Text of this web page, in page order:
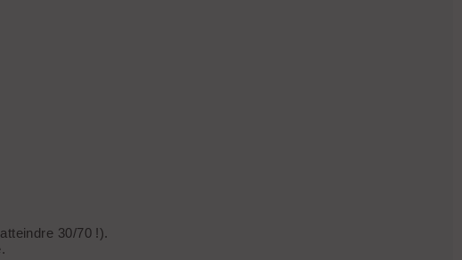
30/70 !).